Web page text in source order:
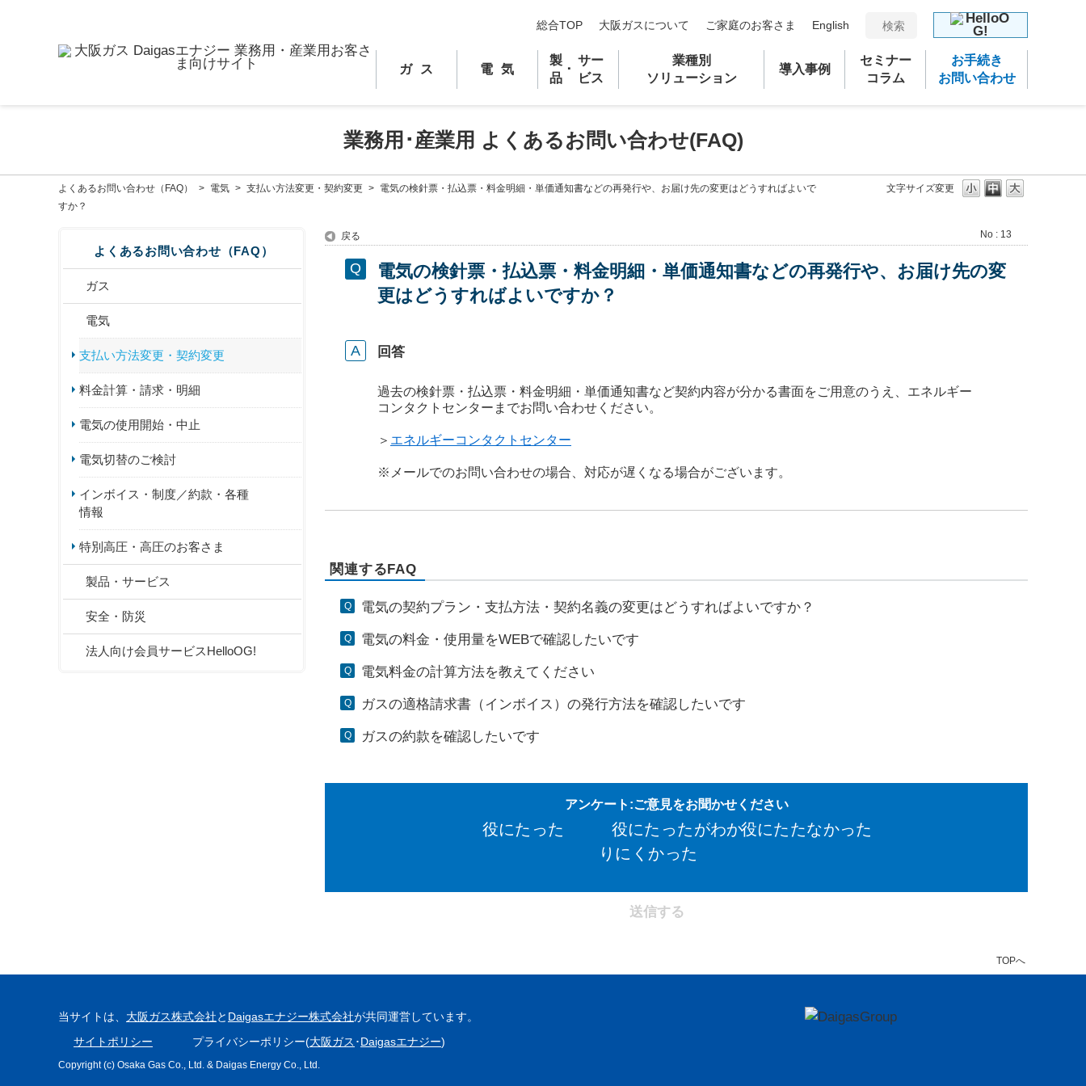
総合TOP 大阪ガスについて ご家庭のお客さま English
ガス 電気
製
品
･
サー
ビス
業種別
ソリューション
導入事例
セミナー
コラム
お手続き
お問い合わせ
業務用 ･ 産業用 よくあるお問い合わせ(FAQ)
文字サイズ変更
よくあるお問い合わせ（FAQ） > 電気 > 支払い方法変更・契約変更 > 電気の検針票・払込票・料金明細・単価通知書などの再発行や、お届け先の変更はどうすればよいで
すか？
よくあるお問い合わせ（FAQ）
ガス
電気
支払い方法変更・契約変更
料金計算・請求・明細
電気の使用開始・中止
電気切替のご検討
インボイス・制度／約款・各種
情報
特別高圧・高圧のお客さま
製品・サービス
安全・防災
法人向け会員サービスHelloOG!
戻る No : 13
電気の検針票・払込票・料金明細・単価通知書などの再発行や、お届け先の変
更はどうすればよいですか？
回答
過去の検針票・払込票・料金明細・単価通知書など契約内容が分かる書面をご用意のうえ、エネルギー
コンタクトセンターまでお問い合わせください。
＞ エネルギーコンタクトセンター
※メールでのお問い合わせの場合、対応が遅くなる場合がございます。
関連するFAQ
電気の契約プラン・支払方法・契約名義の変更はどうすればよいですか？
電気の料金・使用量をWEBで確認したいです
電気料金の計算方法を教えてください
ガスの適格請求書（インボイス）の発行方法を確認したいです
ガスの約款を確認したいです
アンケート:ご意見をお聞かせください
役にたった
役にたったがわか
りにくかった
役にたたなかった
TOPへ
当サイトは、 大阪ガス株式会社と Daigasエナジー株式会社が共同運営しています。
サイトポリシー
プライバシーポリシー(大阪ガス ･Daigasエナジー)
Copyright (c) Osaka Gas Co., Ltd. & Daigas Energy Co., Ltd.